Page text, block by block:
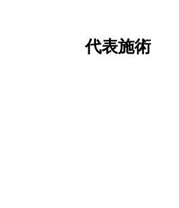
代表施術